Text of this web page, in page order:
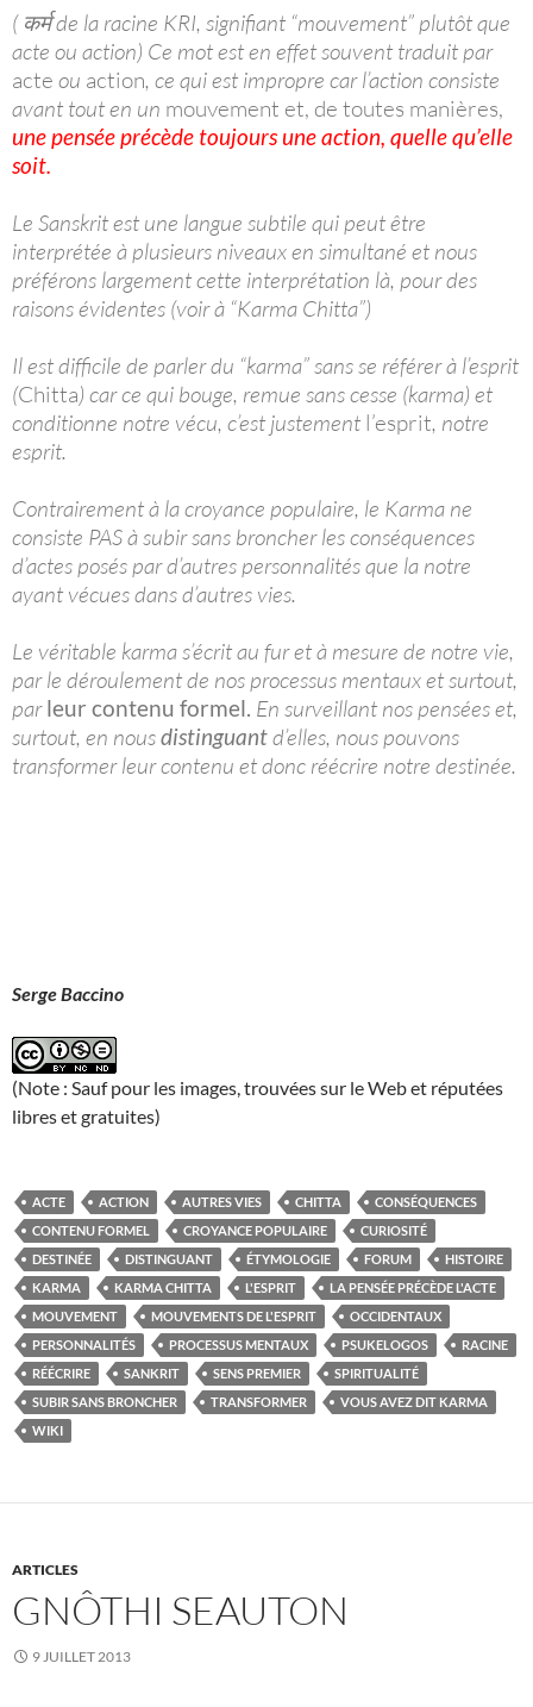
( कर्म de la racine KRI, signifiant “mouvement” plutôt que
acte ou action) Ce mot est en effet souvent traduit par
acte ou action, ce qui est impropre car l’action consiste
avant tout en un mouvement et, de toutes manières,
une pensée précède toujours une action, quelle qu’elle
soit.
Le Sanskrit est une langue subtile qui peut être
interprétée à plusieurs niveaux en simultané et nous
préférons largement cette interprétation là, pour des
raisons évidentes (voir à “Karma Chitta”)
Il est difficile de parler du “karma” sans se référer à l’esprit
(Chitta) car ce qui bouge, remue sans cesse (karma) et
conditionne notre vécu, c’est justement l’esprit, notre
esprit.
Contrairement à la croyance populaire, le Karma ne
consiste PAS à subir sans broncher les conséquences
d’actes posés par d’autres personnalités que la notre
ayant vécues dans d’autres vies.
Le véritable karma s’écrit au fur et à mesure de notre vie,
par le déroulement de nos processus mentaux et surtout,
parleur contenu formel. En surveillant nos pensées et,
surtout, en nousdistinguantd’elles, nous pouvons
transformer leur contenu et donc réécrire notre destinée.
Serge Baccino
(Note : Sauf pour les images, trouvées sur le Web et réputées
libres et gratuites)
ACTE ACTION AUTRES VIES CHITTA
CONSÉQUENCES
CONTENU FORMEL
CROYANCE POPULAIRE
CURIOSITÉ
DESTINÉE
DISTINGUANT ÉTYMOLOGIE FORUM
HISTOIRE
KARMA
KARMA CHITTA L'ESPRIT
LA PENSÉE PRÉCÈDE L'ACTE
MOUVEMENT
MOUVEMENTS DE L'ESPRIT
OCCIDENTAUX
PERSONNALITÉS
PROCESSUS MENTAUX PSUKELOGOS
RACINE
RÉÉCRIRE
SANKRIT SENS PREMIER
SPIRITUALITÉ
SUBIR SANS BRONCHER
TRANSFORMER
VOUS AVEZ DIT KARMA
WIKI
ARTICLES
GNÔTHI SEAUTON
9 JUILLET 2013